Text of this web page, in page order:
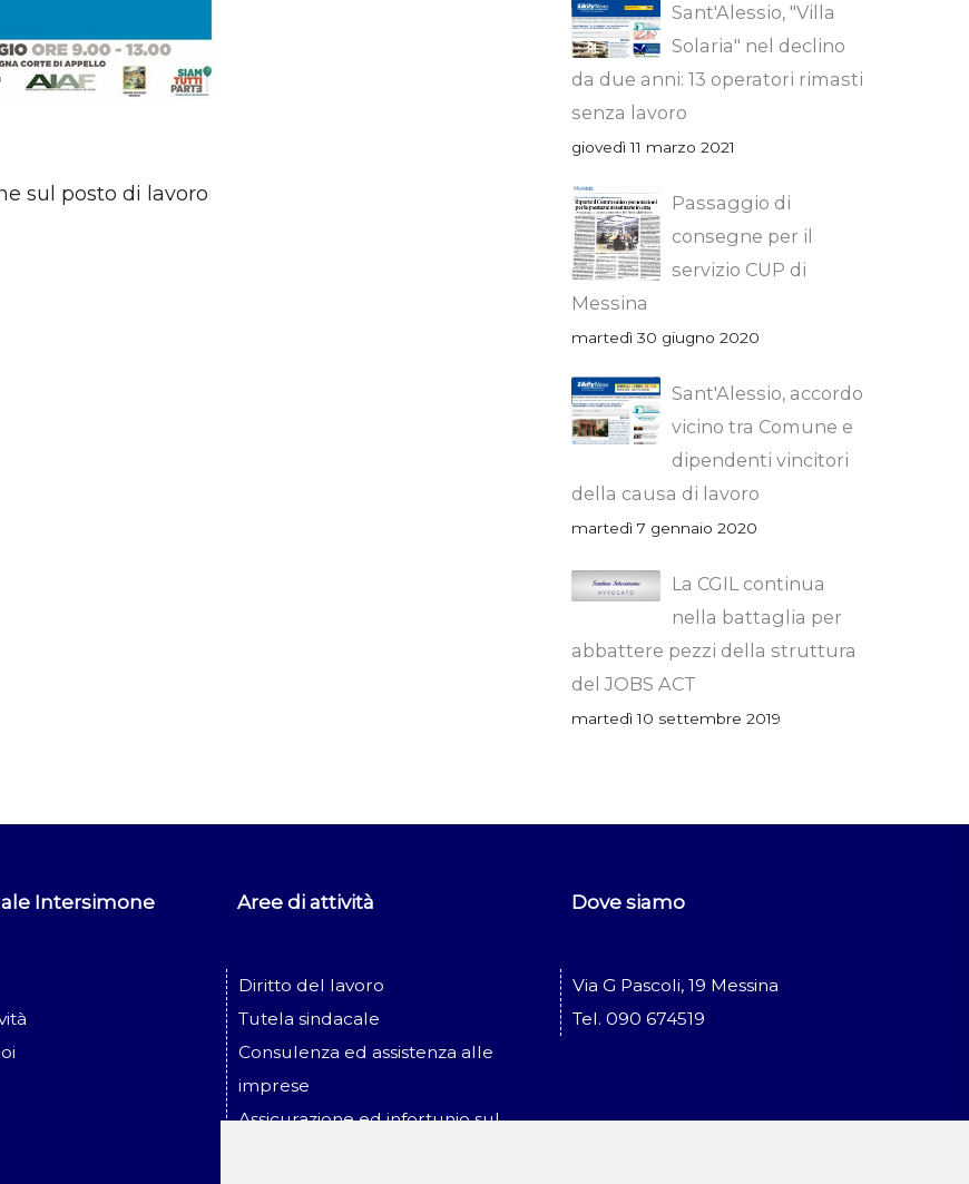
sul posto di lavoro
Sant'Alessio, "Villa
Solaria" nel declino
da due anni: 13 operatori rimasti
senza lavoro
giovedì 11 marzo 2021
Passaggio di
consegne per il
servizio CUP di
Messina
martedì 30 giugno 2020
Sant'Alessio, accordo
vicino tra Comune e
dipendenti vincitori
della causa di lavoro
martedì 7 gennaio 2020
La CGIL continua
nella battaglia per
abbattere pezzi della struttura
del JOBS ACT
martedì 10 settembre 2019
Intersimone Aree di attività
Diritto del lavoro
Tutela sindacale
Consulenza ed assistenza alle
imprese
Assicurazione ed infortunio sul
Dove siamo
Via G Pascoli, 19 Messina
Tel. 090 674519